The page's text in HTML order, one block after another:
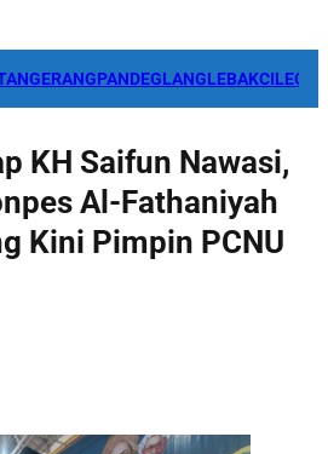
PANDEGLANGLEBAK
KH Saifun Nawasi,
Al-Fathaniyah
Kini Pimpin PCNU